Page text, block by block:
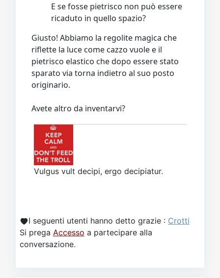
E se fosse pietrisco non può essere
ricaduto in quello spazio?
Giusto! Abbiamo la regolite magica che
riflette la luce come cazzo vuole e il
pietrisco elastico che dopo essere stato
sparato via torna indietro al suo posto
originario.
Avete altro da inventarvi?
Vulgus vult decipi, ergo decipiatur.
I seguenti utenti hanno detto grazie : Crotti
Si prega Accesso a partecipare alla
conversazione.